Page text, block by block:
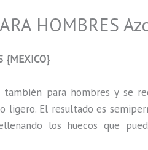
HOMBRES
{MEXICO}
también para hombres y se
ligero.El resultado es
los huecos que